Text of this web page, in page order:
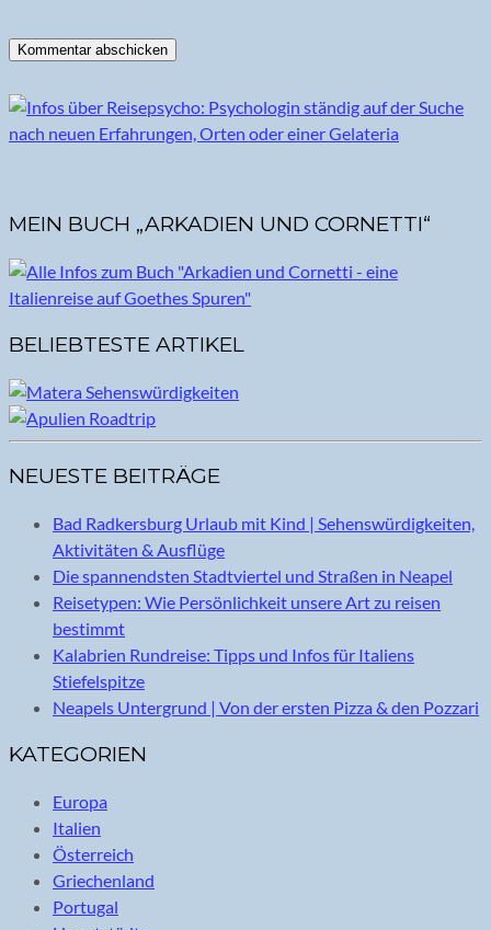
MEIN BUCH „ARKADIEN UND CORNETTI“
BELIEBTESTE ARTIKEL
NEUESTE BEITRÄGE
Bad Radkersburg Urlaub mit Kind | Sehenswürdigkeiten,
Aktivitäten & Ausflüge
Die spannendsten Stadtviertel und Straßen in Neapel
Reisetypen: Wie Persönlichkeit unsere Art zu reisen
bestimmt
Kalabrien Rundreise: Tipps und Infos für Italiens
Stiefelspitze
Neapels Untergrund | Von der ersten Pizza & den Pozzari
KATEGORIEN
Europa
Italien
Österreich
Griechenland
Portugal